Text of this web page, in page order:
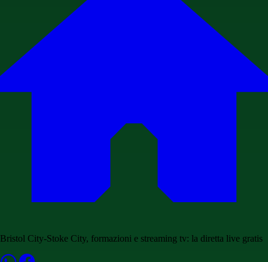
Bristol City-Stoke City, formazioni e streaming tv: la diretta live gratis